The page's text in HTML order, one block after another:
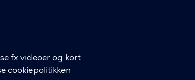
fx videoer og kort
cookiepolitikken